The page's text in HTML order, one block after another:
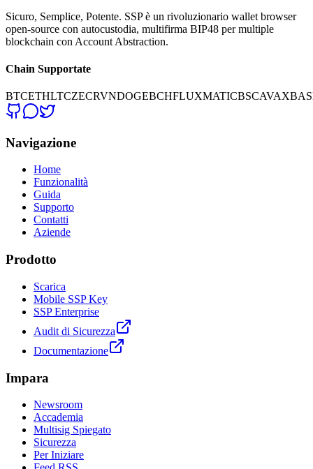
Sicuro, Semplice, Potente. SSP è un rivoluzionario wallet browser
open-source con autocustodia, multifirma BIP48 per multiple
blockchain con Account Abstraction.
Chain Supportate
BTCETHLTCZECRVNDOGEBCHFLUXMATICBSCAVAX
Navigazione
Home
Funzionalità
Guida
Supporto
Contatti
Aziende
Prodotto
Scarica
Mobile SSP Key
SSP Enterprise
Audit di Sicurezza
Documentazione
Impara
Newsroom
Accademia
Multisig Spiegato
Sicurezza
Per Iniziare